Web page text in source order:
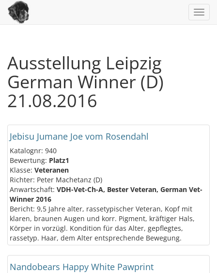
Ausstellung Leipzig
German Winner (D)
21.08.2016
Jebisu Jumane Joe vom Rosendahl
Katalognr: 940
Bewertung: Platz1
Klasse: Veteranen
Richter: Peter Machetanz (D)
Anwartschaft: VDH-Vet-Ch-A, Bester Veteran, German Vet-
Winner 2016
Bericht: 9,5 Jahre alter, rassetypischer Veteran, Kopf mit
klaren, braunen Augen und korr. Pigment, kräftiger Hals,
Körper in vorzügl. Kondition für das Alter, gepflegtes,
rassetyp. Haar, dem Alter entsprechende Bewegung.
Nandobears Happy White Pawprint